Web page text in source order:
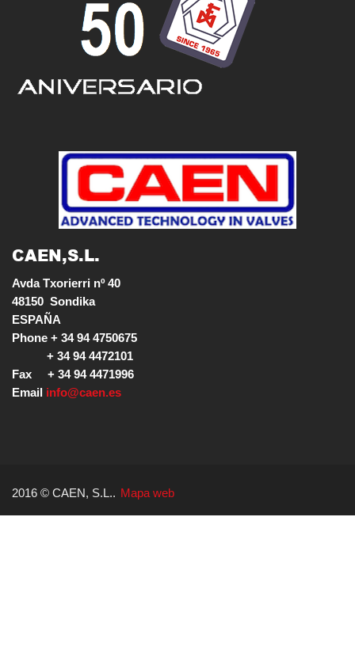
CAEN,S.L.
Avda Txorierri nº 40
48150  Sondika
ESPAÑA
Phone + 34 94 4750675
+ 34 94 4472101
Fax     + 34 94 4471996
Email info@caen.es
2016 © CAEN, S.L.. Mapa web